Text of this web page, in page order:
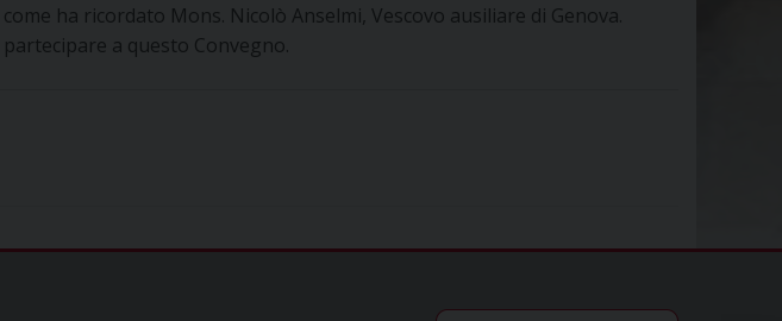
ha ricordato Mons. Nicolò Anselmi, Vescovo ausiliare di Genova.
a questo Convegno.